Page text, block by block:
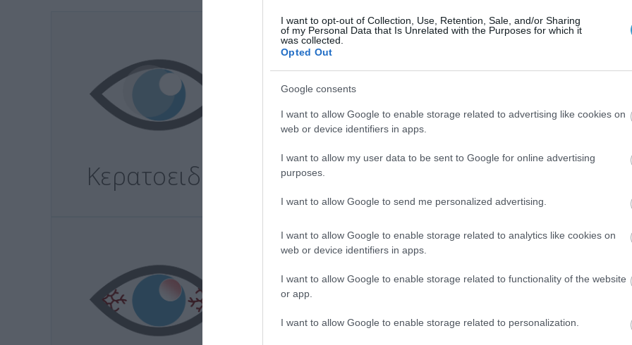
I want to opt-out of Collection, Use, Retention, Sale, and/or Sharing
of my Personal Data that Is Unrelated with the Purposes for which it
was collected.
Opted Out
Google consents
I want to allow Google to enable storage related to advertising like cookies on
web or device identifiers in apps.
I want to allow my user data to be sent to Google for online advertising
purposes.
I want to allow Google to send me personalized advertising.
I want to allow Google to enable storage related to analytics like cookies on
web or device identifiers in apps.
I want to allow Google to enable storage related to functionality of the website
or app.
I want to allow Google to enable storage related to personalization.
Κερατοειδής Μυωπία